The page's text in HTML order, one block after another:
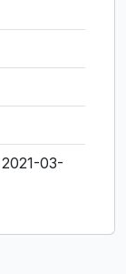
2021-03-